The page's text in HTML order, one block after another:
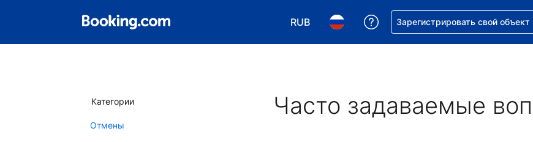
RUB
Выберите валюту. Текущая валюта —
Выберите язык. Текущий язык — На
Получите помощь с
Зарегистрировать свой объект
Категории
Отмены
Часто задаваемые